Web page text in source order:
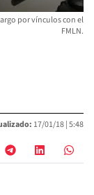
por vínculos con el
FMLN.
17/01/18 |5:48